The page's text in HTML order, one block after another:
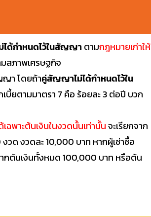
ด้กำหนดไว้ในสัญญา ตามกฎหมายเก่าให้
สภาพเศรษฐกิจ
า โดยถ้าคู่สัญญาไม่ได้กำหนดไว้ใน
บี้ยตามมาตรา 7 คือ ร้อยละ 3 ต่อปี บวก
ฉพาะต้นเงินในงวดนั้นเท่านั้นจะเรียกจาก
วด งวดละ 10,000 บาท หากผู้เช่าซื้อ
ากต้นเงินทั้งหมด 100,000 บาท หรือต้น